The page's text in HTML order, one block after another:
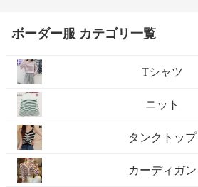
ボーダー服 カテゴリ一覧
Tシャツ
ニット
タンクトップ
カーディガン